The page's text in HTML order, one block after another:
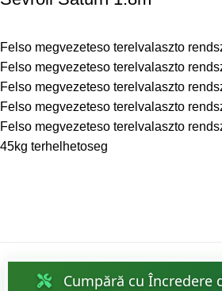
Felso megvezeteso terelvalaszto
Felso megvezeteso terelvalaszto
Felso megvezeteso terelvalaszto
Felso megvezeteso terelvalaszto
Felso megvezeteso terelvalaszto
45kg terhelhetoseg
Cumpără cu Încredere